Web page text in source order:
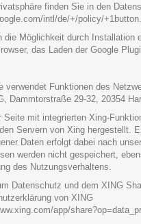
finden Sie in den
intl/de/+/policy/
die Möglichkeit durch Installation
das Laden der Google
verwendet Funktionen des
Dammtorstraße 29-32, 20354
Seite mit integrierten Xing-
Servern von Xing hergestellt.
Daten erfolgt dabei nach
werden nicht gespeichert,
des Nutzungsverhaltens.
Datenschutz und dem XING
von XING
app/